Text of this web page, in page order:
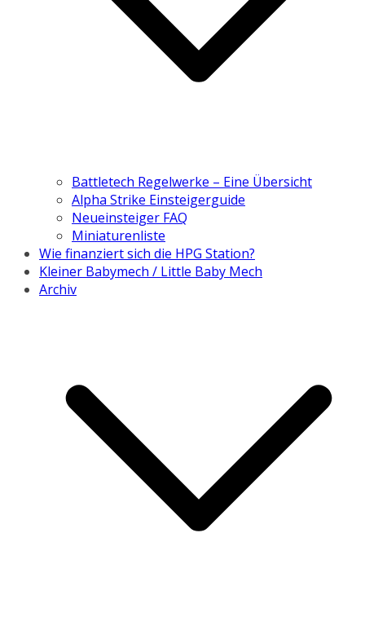
Battletech Regelwerke – Eine Übersicht
Alpha Strike Einsteigerguide
Neueinsteiger FAQ
Miniaturenliste
Wie finanziert sich die HPG Station?
Kleiner Babymech / Little Baby Mech
Archiv